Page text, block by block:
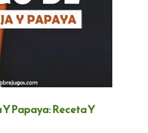
Papaya: Receta Y